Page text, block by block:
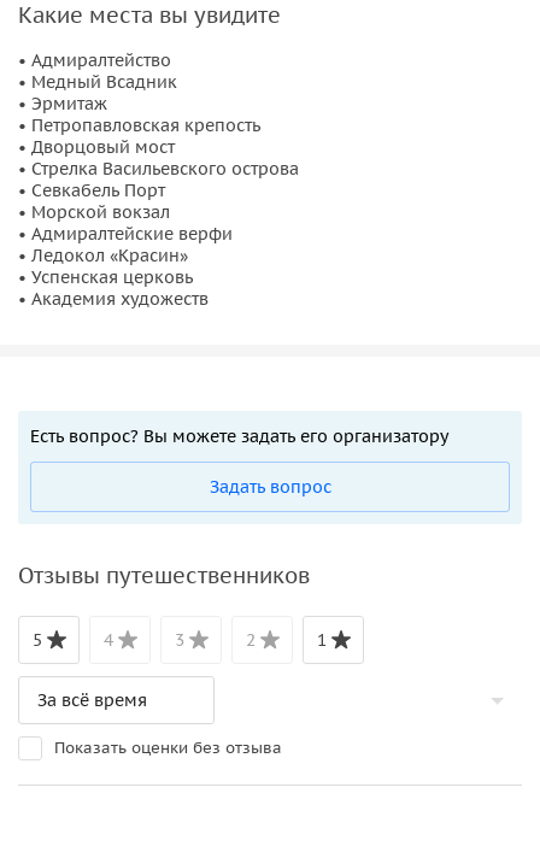
Какие места вы увидите
• Адмиралтейство
• Медный Всадник
• Эрмитаж
• Петропавловская крепость
• Дворцовый мост
• Стрелка Васильевского острова
• Севкабель Порт
• Морской вокзал
• Адмиралтейские верфи
• Ледокол «Красин»
• Успенская церковь
• Академия художеств
Есть вопрос? Вы можете задать его организатору
Задать вопрос
Отзывы путешественников
5 4 3 2 1
Показать оценки без отзыва